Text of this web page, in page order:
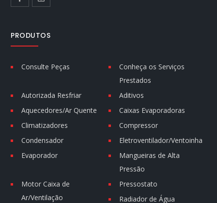
PRODUTOS
Consulte Peças
Conheça os Serviços
Prestados
Autorizada Resfriar
Aditivos
Aquecedores/Ar Quente
Caixas Evaporadoras
Climatizadores
Compressor
Condensador
Eletroventilador/Ventoinha
Evaporador
Mangueiras de Alta
Pressão
Motor Caixa de
Ar/Ventilação
Pressostato
Radiador de Água